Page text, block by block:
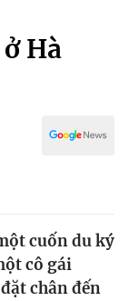
Hà
cuốn du ký
cô gái
chân đến